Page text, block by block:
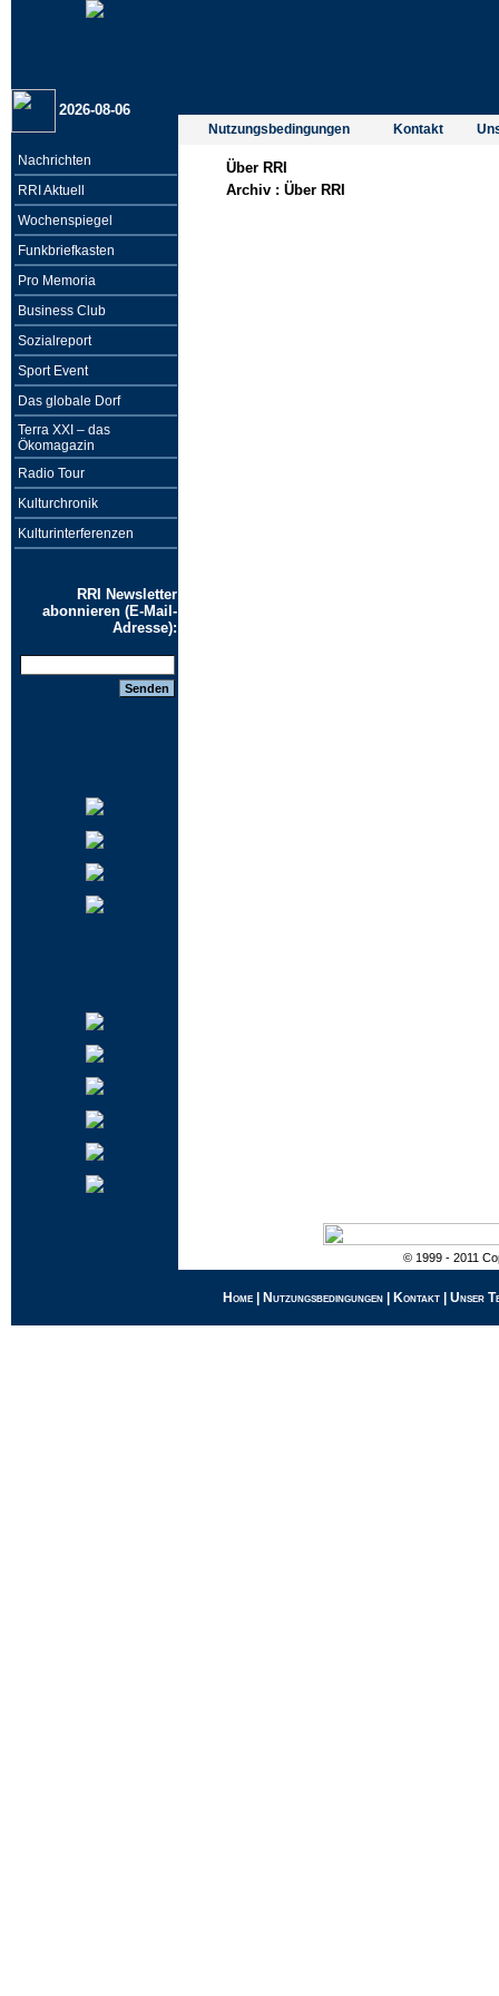
2026-08-06
Nutzungsbedingungen Kontakt
Nachrichten
RRI Aktuell
Wochenspiegel
Funkbriefkasten
Pro Memoria
Business Club
Sozialreport
Sport Event
Das globale Dorf
Terra XXI – das
Ökomagazin
Radio Tour
Kulturchronik
Kulturinterferenzen
RRI Newsletter
abonnieren (E-Mail-
Adresse):
Über RRI
Archiv : Über RRI
© 1999 - 2011
Home Nutzungsbedingungen Kontakt Unser